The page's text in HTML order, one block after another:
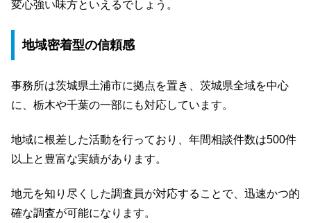
変心強い味方といえるでしょう。
地域密着型の信頼感
事務所は茨城県土浦市に拠点を置き、茨城県全域を中心
に、栃木や千葉の一部にも対応しています。
地域に根差した活動を行っており、年間相談件数は500件
以上と豊富な実績があります。
地元を知り尽くした調査員が対応することで、迅速かつ的
確な調査が可能になります。